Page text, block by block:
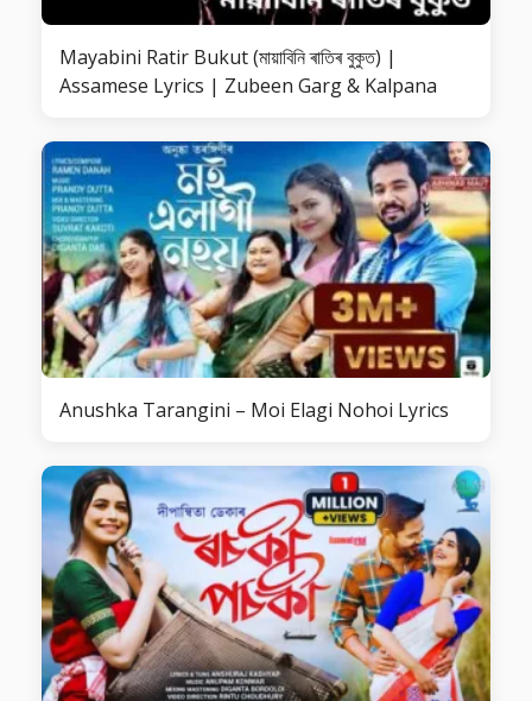
Mayabini Ratir Bukut (মায়াবিনি ৰাতিৰ বুকুত) |
Assamese Lyrics | Zubeen Garg & Kalpana
Anushka Tarangini – Moi Elagi Nohoi Lyrics